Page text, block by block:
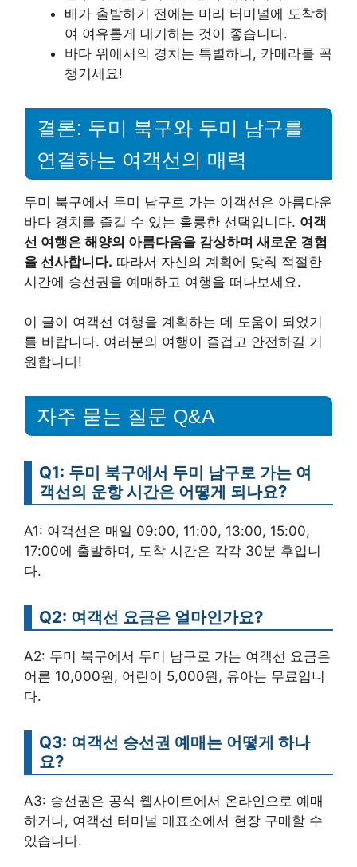
배가 출발하기 전에는 미리 터미널에 도착하
여 여유롭게 대기하는 것이 좋습니다.
바다 위에서의 경치는 특별하니, 카메라를 꼭
챙기세요!
결론: 두미 북구와 두미 남구를
연결하는 여객선의 매력
두미 북구에서 두미 남구로 가는 여객선은 아름다운
바다 경치를 즐길 수 있는 훌륭한 선택입니다. 여객
선 여행은 해양의 아름다움을 감상하며 새로운 경험
을 선사합니다. 따라서 자신의 계획에 맞춰 적절한
시간에 승선권을 예매하고 여행을 떠나보세요.
이 글이 여객선 여행을 계획하는 데 도움이 되었기
를 바랍니다. 여러분의 여행이 즐겁고 안전하길 기
원합니다!
자주 묻는 질문 Q&A
Q1: 두미 북구에서 두미 남구로 가는 여
객선의 운항 시간은 어떻게 되나요?
A1: 여객선은 매일 09:00, 11:00, 13:00, 15:00,
17:00에 출발하며, 도착 시간은 각각 30분 후입니
다.
Q2: 여객선 요금은 얼마인가요?
A2: 두미 북구에서 두미 남구로 가는 여객선 요금은
어른 10,000원, 어린이 5,000원, 유아는 무료입니
다.
Q3: 여객선 승선권 예매는 어떻게 하나
요?
A3: 승선권은 공식 웹사이트에서 온라인으로 예매
하거나, 여객선 터미널 매표소에서 현장 구매할 수
있습니다.